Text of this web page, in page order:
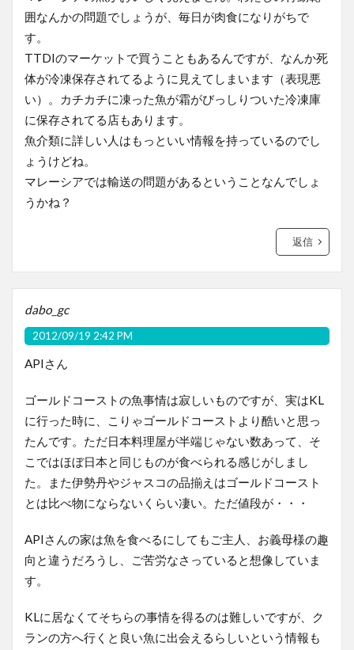
囲なんかの問題でしょうが、毎日が肉食になりがちで
す。
TTDIのマーケットで買うこともあるんですが、なんか死
体が冷凍保存されてるように見えてしまいます（表現悪
い）。カチカチに凍った魚が霜がびっしりついた冷凍庫
に保存されてる店もあります。
魚介類に詳しい人はもっといい情報を持っているのでし
ょうけどね。
マレーシアでは輸送の問題があるということなんでしょ
うかね？
返信
dabo_gc
2012/09/19 2:42 PM
APIさん
ゴールドコーストの魚事情は寂しいものですが、実はKL
に行った時に、こりゃゴールドコーストより酷いと思っ
たんです。ただ日本料理屋が半端じゃない数あって、そ
こではほぼ日本と同じものが食べられる感じがしまし
た。また伊勢丹やジャスコの品揃えはゴールドコースト
とは比べ物にならないくらい凄い。ただ値段が・・・
APIさんの家は魚を食べるにしてもご主人、お義母様の趣
向と違うだろうし、ご苦労なさっていると想像していま
す。
KLに居なくてそちらの事情を得るのは難しいですが、ク
ランの方へ行くと良い魚に出会えるらしいという情報も